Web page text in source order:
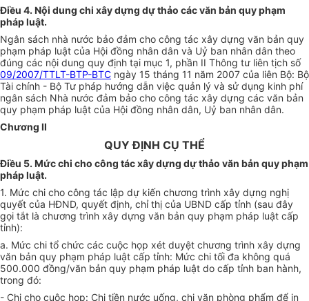
Điều 4. Nội dung chi xây dựng dự thảo các văn bản quy phạm
pháp luật.
Ngân sách nhà nước bảo đảm cho công tác xây dựng văn bản quy
phạm pháp luật của Hội đồng nhân dân và Uỷ ban nhân dân theo
đúng các nội dung quy định tại mục 1, phần II Thông tư liên tịch số
09/2007/TTLT-BTP-BTC ngày 15 tháng 11 năm 2007 của liên Bộ: Bộ
Tài chính - Bộ Tư pháp hướng dẫn việc quản lý và sử dụng kinh phí
ngân sách Nhà nước đảm bảo cho công tác xây dựng các văn bản
quy phạm pháp luật của Hội đồng nhân dân, Uỷ ban nhân dân.
Chương II
QUY ĐỊNH CỤ THỂ
Điều 5. Mức chi cho công tác xây dựng dự thảo văn bản quy phạm
pháp luật.
1. Mức chi cho công tác lập dự kiến chương trình xây dựng nghị
quyết của HĐND, quyết định, chỉ thị của UBND cấp tỉnh (sau đây
gọi tắt là chương trình xây dựng văn bản quy phạm pháp luật cấp
tỉnh):
a. Mức chi tổ chức các cuộc họp xét duyệt chương trình xây dựng
văn bản quy phạm pháp luật cấp tỉnh: Mức chi tối đa không quá
500.000 đồng/văn bản quy phạm pháp luật do cấp tỉnh ban hành,
trong đó:
- Chi cho cuộc họp: Chi tiền nước uống, chi văn phòng phẩm để in